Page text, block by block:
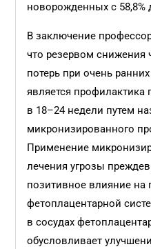
новорожденных с 58,8%
В заключение
что резервом снижения
потерь при очень
является
в 18–24 недели путем
микронизированного
Применение
лечения угрозы
позитивное влияние
фетоплацентарной
в сосудах
обусловливает